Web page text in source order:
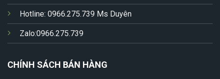
Hotline: 0966.275.739 Ms Duyên
Zalo:0966.275.739
CHÍNH SÁCH BÁN HÀNG